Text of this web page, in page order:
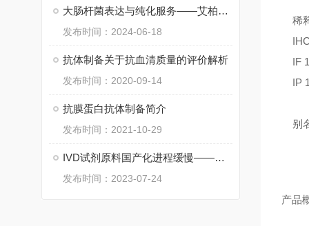
大肠杆菌表达与纯化服务——艾柏森生物
发布时间：2024-06-18
抗体制备关于抗血清质量的评价解析
发布时间：2020-09-14
抗膜蛋白抗体制备简介
发布时间：2021-10-29
IVD试剂原料国产化进程缓慢——博迈伦
发布时间：2023-07-24
稀
IHC
IF
IP
别
产品